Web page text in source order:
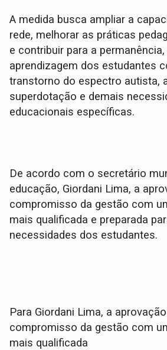
A medida busca ampliar a
rede, melhorar as práticas
e contribuir para a
aprendizagem dos estudantes
transtorno do espectro autista,
superdotação e demais
educacionais específicas.
De acordo com o secretário
educação, Giordani Lima, a
compromisso da gestão com
mais qualificada e preparada
necessidades dos estudantes.
Para Giordani Lima, a
compromisso da gestão com
mais qualificada